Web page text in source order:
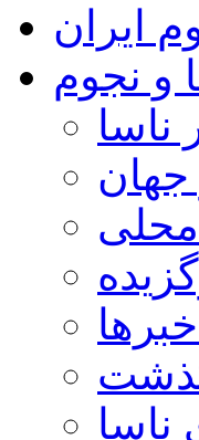
ایران
و نجوم
ناسا
جهان
محلی
ناسا